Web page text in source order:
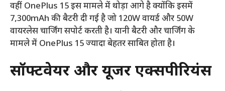
वहीं OnePlus 15 इस मामले में थोड़ा आगे है क्योंकि इसमें
7,300mAh की बैटरी दी गई है जो 120W वायर्ड और 50W
वायरलेस चार्जिंग सपोर्ट करती है। यानी बैटरी और चार्जिंग के
मामले में OnePlus 15 ज्यादा बेहतर साबित होता है।
सॉफ्टवेयर और यूजर एक्सपीरियंस